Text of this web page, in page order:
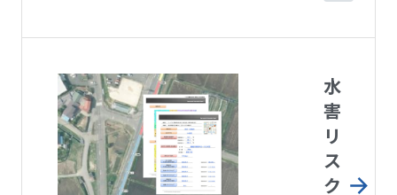
水
害
リ
ス
ク